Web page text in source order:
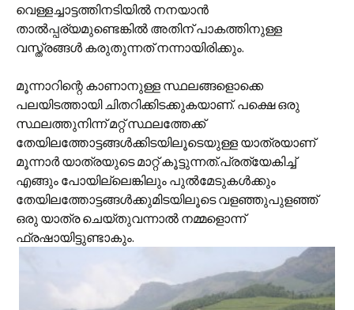
വെള്ളച്ചാട്ടത്തിനടിയില്‍ നനയാന്‍
താല്‍പ്പര്യമുണ്ടെങ്കില്‍ അതിന് പാകത്തിനുള്ള
വസ്ത്രങ്ങള്‍ കരുതുന്നത് നന്നായിരിക്കും.
മൂന്നാറിന്റെ കാണാനുള്ള സ്ഥലങ്ങളൊക്കെ
പലയിടത്തായി ചിതറിക്കിടക്കുകയാണ്. പക്ഷെ ഒരു
സ്ഥലത്തുനിന്ന് മറ്റ് സ്ഥലത്തേക്ക്
തേയിലത്തോട്ടങ്ങള്‍ക്കിടയിലൂടെയുള്ള യാത്രയാണ്
മൂന്നാര്‍ യാത്രയുടെ മാറ്റ് കൂട്ടുന്നത്.പ്രത്യേകിച്ച്
എങ്ങും പോയില്ലെങ്കിലും പുല്‍മേടുകള്‍ക്കും
തേയിലത്തോട്ടങ്ങള്‍ക്കുമിടയിലൂടെ വളഞ്ഞുപുളഞ്ഞ്
ഒരു യാത്ര ചെയ്തുവന്നാല്‍ നമ്മളൊന്ന്
ഫ്രഷായിട്ടുണ്ടാകും.